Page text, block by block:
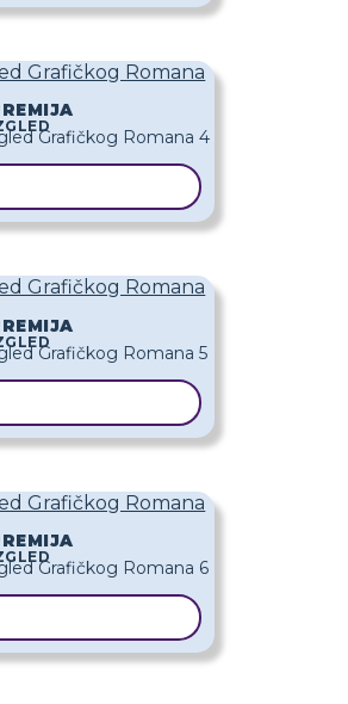
Grafičkog Romana
Grafičkog Romana
Grafičkog Romana